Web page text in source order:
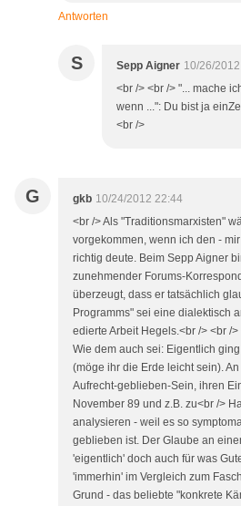
Antworten
S Sepp Aigner 10/26/
<br /> <br /> "... mache
wenn ...": Du bist ja
<br />
G gkb 10/24/2012 22:44
<br /> Als "Traditionsmarxisten"
vorgekommen, wenn ich den -
richtig deute. Beim Sepp Aigner
zunehmender Forums-
überzeugt, dass er tatsächlich
Programms" sei eine dialektisch
edierte Arbeit Hegels.<br /> <br /
Wie dem auch sei: Eigentlich
(möge ihr die Erde leicht sein).
Aufrecht-geblieben-Sein, ihren
November 89 und z.B. zu<br />
analysieren - weil es so
geblieben ist. Der Glaube an
'eigentlich' doch auch für was
'immerhin' im Vergleich zum
Grund - das beliebte "konkrete